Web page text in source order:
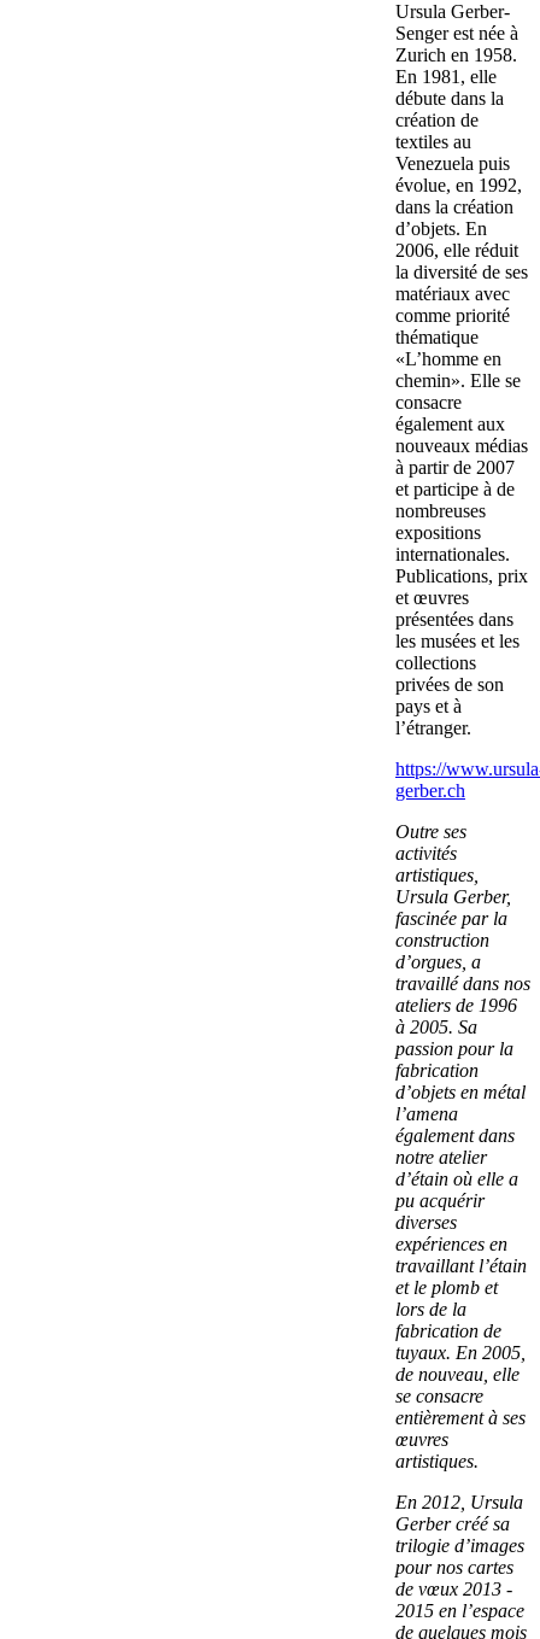
Ursula Gerber-
Senger est née à
Zurich en 1958.
En 1981, elle
débute dans la
création de
textiles au
Venezuela puis
évolue, en 1992,
dans la création
d’objets. En
2006, elle réduit
la diversité de ses
matériaux avec
comme priorité
thématique
«L’homme en
chemin». Elle se
consacre
également aux
nouveaux médias
à partir de 2007
et participe à de
nombreuses
expositions
internationales.
Publications, prix
et œuvres
présentées dans
les musées et les
collections
privées de son
pays et à
l’étranger.
https://
gerber.ch
Outre ses
activités
artistiques,
Ursula Gerber,
fascinée par la
construction
d’orgues, a
travaillé dans nos
ateliers de 1996
à 2005. Sa
passion pour la
fabrication
d’objets en métal
l’amena
également dans
notre atelier
d’étain où elle a
pu acquérir
diverses
expériences en
travaillant l’étain
et le plomb et
lors de la
fabrication de
tuyaux. En 2005,
de nouveau, elle
se consacre
entièrement à ses
œuvres
artistiques.
En 2012, Ursula
Gerber créé sa
trilogie d’images
pour nos cartes
de vœux 2013 -
2015 en l’espace
de quelques mois